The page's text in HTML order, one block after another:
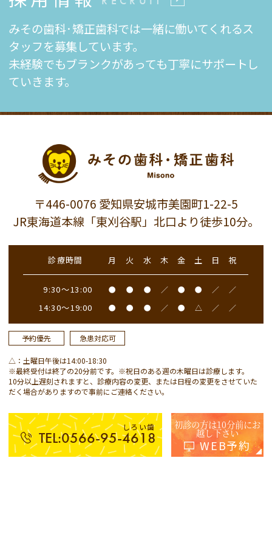
みその歯科·矯正歯科では一緒に働いてくれるス
タッフを募集しています。
未経験でもブランクがあっても丁寧にサポートし
ていきます。
〒446-0076 愛知県安城市美園町1-22-5
JR東海道本線「東刈谷駅」北口より徒歩10分。
診療時間 月 火 水 木 金 土 日 祝
9:30～13:00 ● ● ● ／ ● ● ／ ／
14:30～19:00 ● ● ● ／ ● △ ／ ／
予約優先 急患対応可
△：土曜日午後は14:00-18:30
※最終受付は終了の20分前です。※祝日のある週の木曜日は診療します。
10分以上遅刻されますと、診療内容の変更、または日程の変更をさせていた
だく場合がありますので事前にご連絡ください。
しろい歯
TEL:0566-95-4618
初診の方は10分前にお
越し下さい
WEB予約